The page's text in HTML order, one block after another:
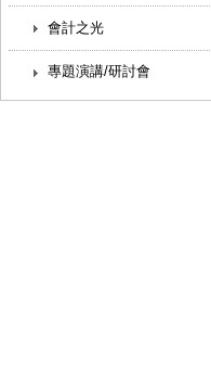
會計之光
專題演講/研討會